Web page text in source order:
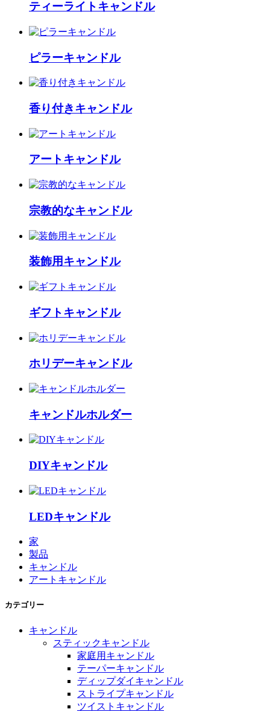
ティーライトキャンドル
ピラーキャンドル
香り付きキャンドル
アートキャンドル
宗教的なキャンドル
装飾用キャンドル
ギフトキャンドル
ホリデーキャンドル
キャンドルホルダー
DIYキャンドル
LEDキャンドル
家
製品
キャンドル
アートキャンドル
カテゴリー
キャンドル
スティックキャンドル
家庭用キャンドル
テーパーキャンドル
ディップダイキャンドル
ストライプキャンドル
ツイストキャンドル